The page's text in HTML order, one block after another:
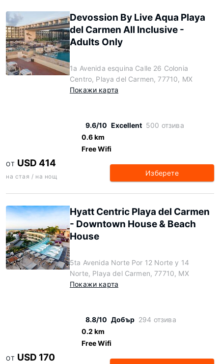
Devossion By Live Aqua Playa
del Carmen All Inclusive -
Adults Only
1a Avenida esquina Calle 26 Colonia
Centro, Playa del Carmen, 77710, MX
Покажи карта
9.6/10 Excellent 500 отзива
0.6 km
Free Wifi
ОТ USD 414
на стая / на нощ Изберете
Hyatt Centric Playa del Carmen
- Downtown House & Beach
House
5ta Avenida Norte Por 12 Norte y 14
Norte, Playa del Carmen, 77710, MX
Покажи карта
8.8/10 Добър 294 отзива
0.2 km
Free Wifi
ОТ USD 170